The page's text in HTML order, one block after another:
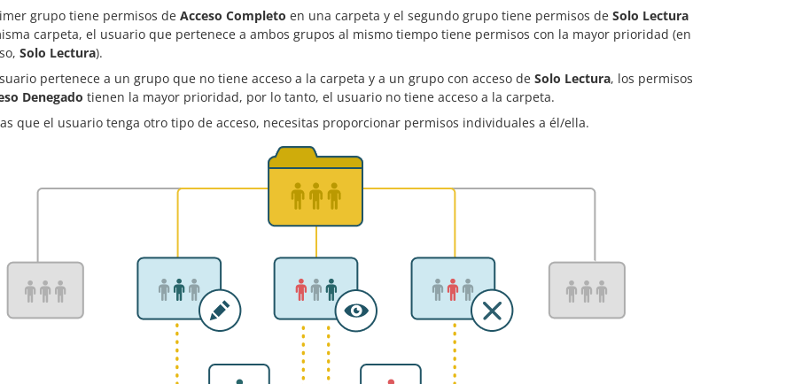
grupo tiene permisos de Acceso Completo en una carpeta y el segundo grupo tiene permisos de Solo Lectura
carpeta, el usuario que pertenece a ambos grupos al mismo tiempo tiene permisos con la mayor prioridad (en
Solo Lectura).
pertenece a un grupo que no tiene acceso a la carpeta y a un grupo con acceso de Solo Lectura, los permisos
Denegado tienen la mayor prioridad, por lo tanto, el usuario no tiene acceso a la carpeta.
que el usuario tenga otro tipo de acceso, necesitas proporcionar permisos individuales a él/ella.